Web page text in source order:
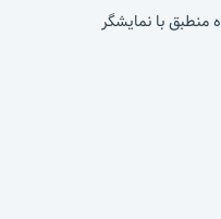
منطبق با نمایشگر